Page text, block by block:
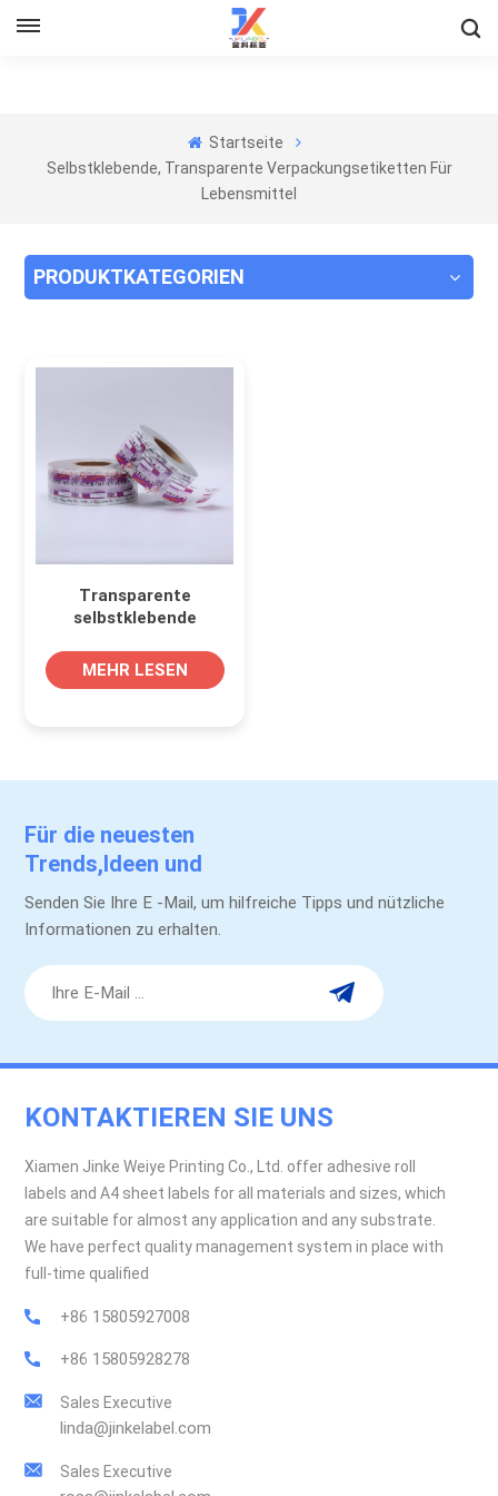
Startseite
Selbstklebende, Transparente Verpackungsetiketten Für
Lebensmittel
PRODUKTKATEGORIEN
Transparente
selbstklebende
für
Pflaumenverpackungsflaschengläser
MEHR LESEN
Für die neuesten
Trends,Ideen und
Werbeaktionen.
Senden Sie Ihre E -Mail, um hilfreiche Tipps und nützliche
Informationen zu erhalten.
KONTAKTIEREN SIE UNS
Xiamen Jinke Weiye Printing Co., Ltd. offer adhesive roll
labels and A4 sheet labels for all materials and sizes, which
are suitable for almost any application and any substrate.
We have perfect quality management system in place with
full-time qualified
+86 15805927008
+86 15805928278
Sales Executive
linda@jinkelabel.com
Sales Executive